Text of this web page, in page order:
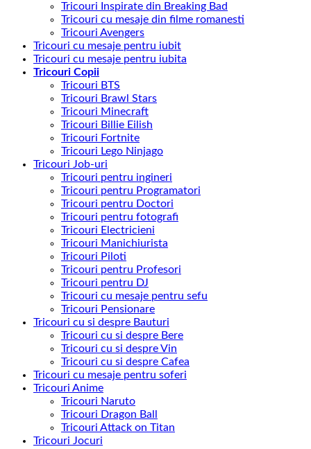
Tricouri Inspirate din Breaking Bad
Tricouri cu mesaje din filme romanesti
Tricouri Avengers
Tricouri cu mesaje pentru iubit
Tricouri cu mesaje pentru iubita
Tricouri Copii
Tricouri BTS
Tricouri Brawl Stars
Tricouri Minecraft
Tricouri Billie Eilish
Tricouri Fortnite
Tricouri Lego Ninjago
Tricouri Job-uri
Tricouri pentru ingineri
Tricouri pentru Programatori
Tricouri pentru Doctori
Tricouri pentru fotografi
Tricouri Electricieni
Tricouri Manichiurista
Tricouri Piloti
Tricouri pentru Profesori
Tricouri pentru DJ
Tricouri cu mesaje pentru sefu
Tricouri Pensionare
Tricouri cu si despre Bauturi
Tricouri cu si despre Bere
Tricouri cu si despre Vin
Tricouri cu si despre Cafea
Tricouri cu mesaje pentru soferi
Tricouri Anime
Tricouri Naruto
Tricouri Dragon Ball
Tricouri Attack on Titan
Tricouri Jocuri